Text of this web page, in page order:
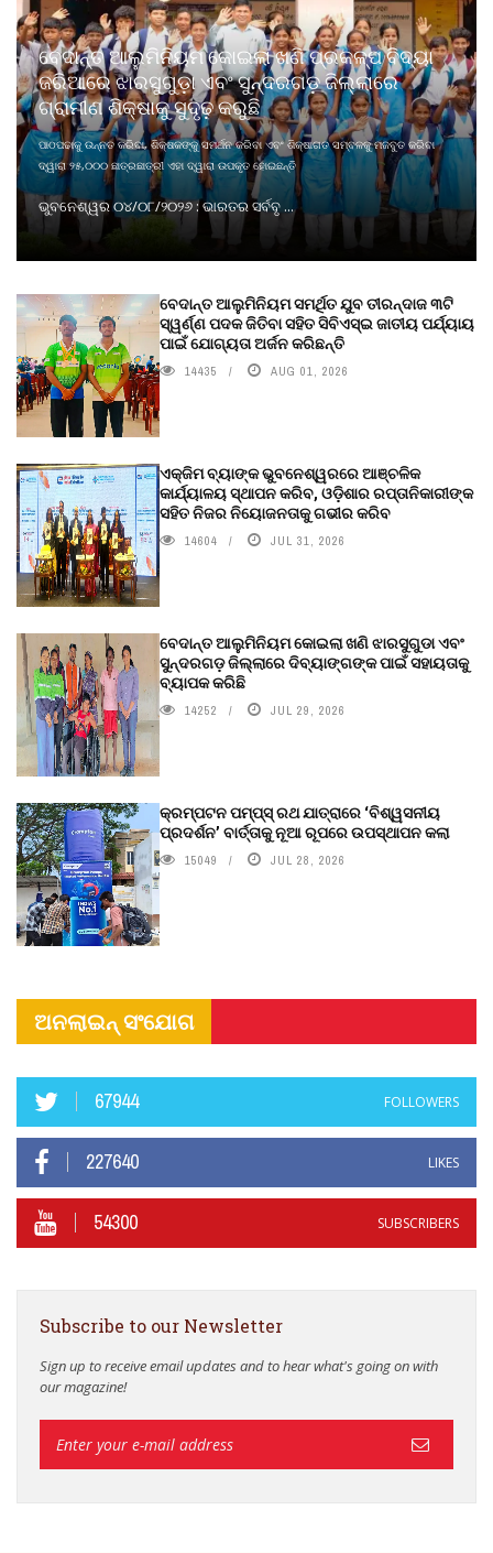
ବେଦାନ୍ତ ଆଲୁମିନିୟମ କୋଇଲା ଖଣି ପ୍ରକଳ୍ପ ବିଦ୍ୟା
ଜରିଆରେ ଝାରସୁଗୁଡ଼ା ଏବଂ ସୁନ୍ଦରଗଡ଼ ଜିଲ୍ଲାରେ
ଗ୍ରାମୀଣ ଶିକ୍ଷାକୁ ସୁଦୃଢ଼ କରୁଛି
ପାଠପଢାକୁ ଉନ୍ନତ କରିବା, ଶିକ୍ଷକଙ୍କୁ ସମର୍ଥନ କରିବା ଏବଂ ଶିକ୍ଷାଗତ ସମ୍ବଳକୁ ମଜବୁତ କରିବା
ଦ୍ୱାରା ୨୫,୦୦୦ ଛାତ୍ରଛାତ୍ରୀ ଏହା ଦ୍ୱାରା ଉପକୃତ ହୋଇଛନ୍ତି
ଭୁବନେଶ୍ୱର ୦୪/୦୮/୨୦୨୬ : ଭାରତର ସର୍ବବୃ ...
ବେଦାନ୍ତ ଆଲୁମିନିୟମ ସମର୍ଥିତ ଯୁବ ତୀରନ୍ଦାଜ ୩ଟି
ସ୍ୱର୍ଣ୍ଣ ପଦକ ଜିତିବା ସହିତ ସିବିଏସ୍ଇ ଜାତୀୟ ପର୍ଯ୍ୟାୟ
ପାଇଁ ଯୋଗ୍ୟତା ଅର୍ଜନ କରିଛନ୍ତି
14435 AUG 01, 2026
ଏକ୍ଜିମ ବ୍ୟାଙ୍କ ଭୁବନେଶ୍ୱରରେ ଆଞ୍ଚଳିକ
କାର୍ଯ୍ୟାଳୟ ସ୍ଥାପନ କରିବ, ଓଡ଼ିଶାର ରପ୍ତାନିକାରୀଙ୍କ
ସହିତ ନିଜର ନିୟୋଜନତାକୁ ଗଭୀର କରିବ
14604 JUL 31, 2026
ବେଦାନ୍ତ ଆଲୁମିନିୟମ କୋଇଲା ଖଣି ଝାରସୁଗୁଡା ଏବଂ
ସୁନ୍ଦରଗଡ଼ ଜିଲ୍ଲାରେ ଦିବ୍ୟାଙ୍ଗଙ୍କ ପାଇଁ ସହାୟତାକୁ
ବ୍ୟାପକ କରିଛି
14252 JUL 29, 2026
କ୍ରମ୍ପଟନ ପମ୍ପ୍‌ସ୍‌ ରଥ ଯାତ୍ରାରେ ‘ବିଶ୍ୱସନୀୟ
ପ୍ରଦର୍ଶନ’ ବାର୍ତ୍ତାକୁ ନୂଆ ରୂପରେ ଉପସ୍ଥାପନ କଲା
15049 JUL 28, 2026
ଅନଲାଇନ୍ ସଂଯୋଗ
67944 FOLLOWERS
227640 LIKES
54300 SUBSCRIBERS
Subscribe to our Newsletter
Sign up to receive email updates and to hear what's going on with
our magazine!